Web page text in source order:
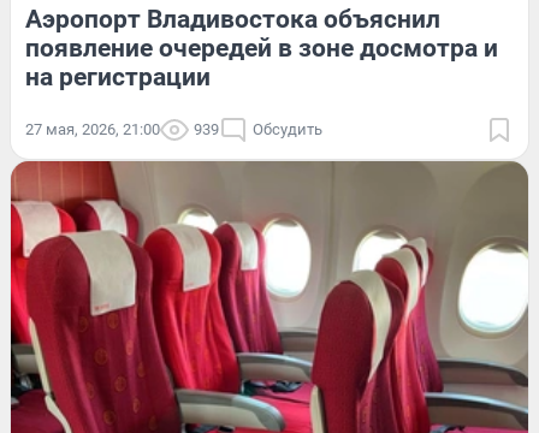
Аэропорт Владивостока объяснил
появление очередей в зоне досмотра и
на регистрации
27 мая, 2026, 21:00 939 Обсудить